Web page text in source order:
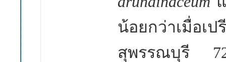
น้อยกว่าเมื่อ
สุพรรณบุรี